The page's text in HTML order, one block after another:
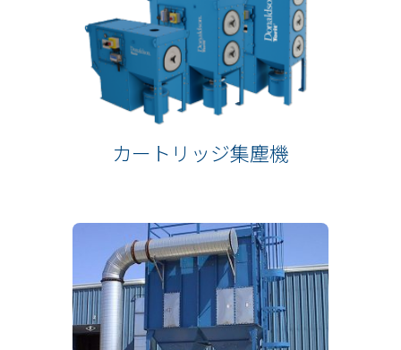
カートリッジ集塵機